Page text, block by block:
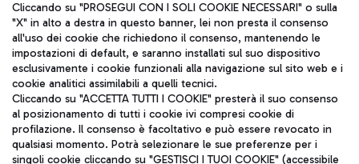
Aeroporti di Roma S.p.A. - Società soggetta a direzione e
coordinamento di Mundys S.p.A.
Codice fiscale e Registro delle Imprese di Roma 13032990155 P.
IVA 06572251004
Capitale sociale 62.224.743,00 int. vers.
Cliccando su "PROSEGUI CON I SOLI COOKIE NECESSARI" o sulla
"X" in alto a destra in questo banner, lei non presta il consenso
all'uso dei cookie che richiedono il consenso, mantenendo le
impostazioni di default, e saranno installati sul suo dispositivo
esclusivamente i cookie funzionali alla navigazione sul sito web e i
cookie analitici assimilabili a quelli tecnici.
Cliccando su "ACCETTA TUTTI I COOKIE" presterà il suo consenso
al posizionamento di tutti i cookie ivi compresi cookie di
profilazione. Il consenso è facoltativo e può essere revocato in
qualsiasi momento. Potrà selezionare le sue preferenze per i
singoli cookie cliccando su "GESTISCI I TUOI COOKIE" (accessibile